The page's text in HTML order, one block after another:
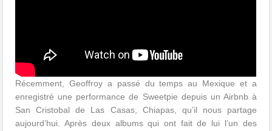
Récemment, Geoffroy a passé du temps au Mexique et a
enregistré une performance de Sweetpie depuis un Airbnb à
San Cristobal de Las Casas, Chiapas, qu’il nous partage
aujourd’hui. Après deux albums qui ont fait de lui l’un des